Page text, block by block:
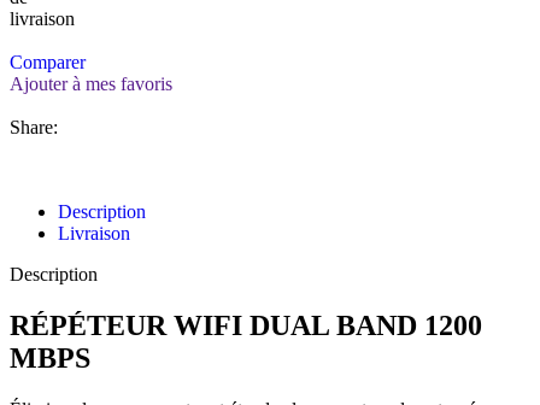
Comparer
Ajouter à mes favoris
Share:
Description
Livraison
Description
RÉPÉTEUR WIFI DUAL BAND 1200
MBPS